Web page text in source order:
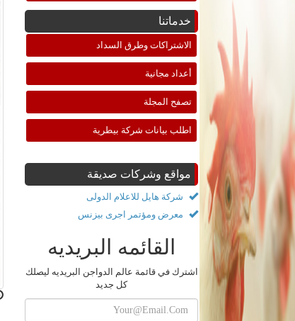
خدماتنا
الاشتراكات وطرق السداد
أعداد مجانية
تصفح المجلة
اطلب بيانات شركة بيطرية
مواقع وشركات صديقة
شركة هايل للاعلام الدولى
معرض ومؤتمر اجرى بيزنس
القائمه البريديه
اشترك في قائمة عالم الدواجن البريديه ليصلك
كل جديد